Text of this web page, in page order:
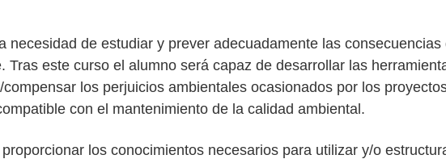
necesidad de estudiar y prever adecuadamente las consecuencias
este curso el alumno será capaz de desarrollar las
los perjuicios ambientales ocasionados por los
con el mantenimiento de la calidad ambiental.
los conocimientos necesarios para utilizar y/o